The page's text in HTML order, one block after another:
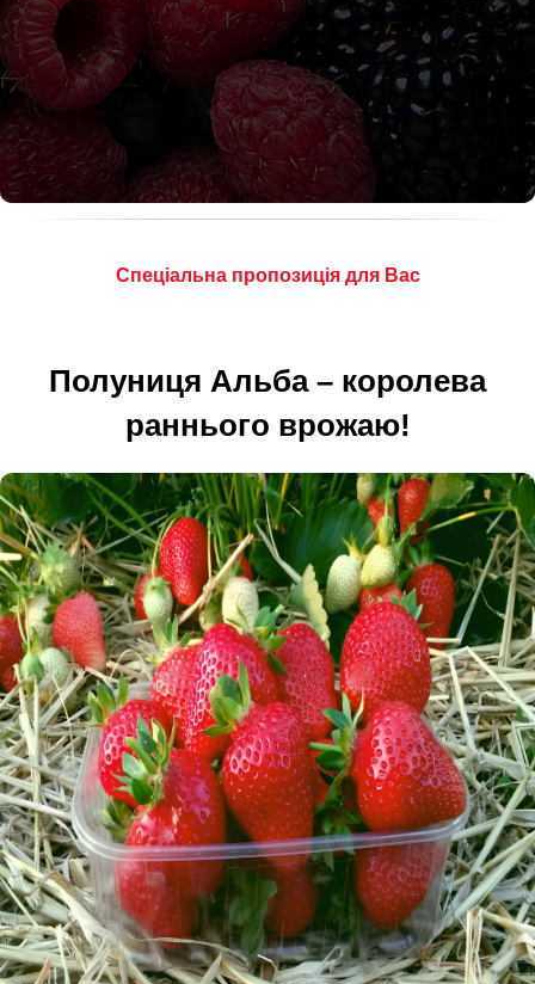
Спеціальна пропозиція для Вас
Полуниця Альба – королева
раннього врожаю!